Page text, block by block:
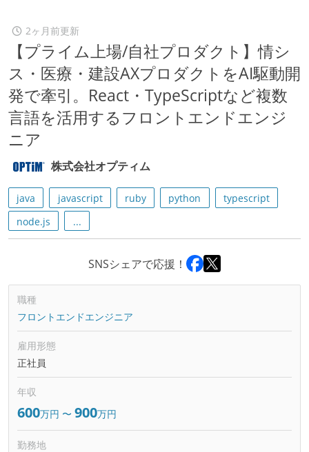
2ヶ月前更新
【プライム上場/自社プロダクト】情シ
ス・医療・建設AXプロダクトをAI駆動開
発で牽引。React・TypeScriptなど複数
言語を活用するフロントエンドエンジ
ニア
株式会社オプティム
java javascript ruby python
typescript
node.js
...
SNSシェアで応援！
職種
フロントエンドエンジニア
雇用形態
正社員
年収
600万円 〜 900万円
勤務地